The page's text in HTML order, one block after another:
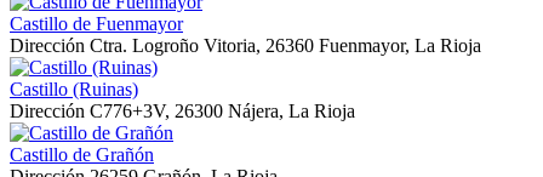
Castillo de Fuenmayor
Dirección Ctra. Logroño Vitoria, 26360 Fuenmayor, La Rioja
Castillo (Ruinas)
Dirección C776+3V, 26300 Nájera, La Rioja
Castillo de Grañón